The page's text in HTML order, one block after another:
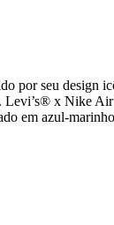
por seu design
Levi’s® x Nike
em azul-